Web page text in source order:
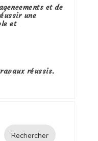
et de
une
et
réussis.
Rechercher